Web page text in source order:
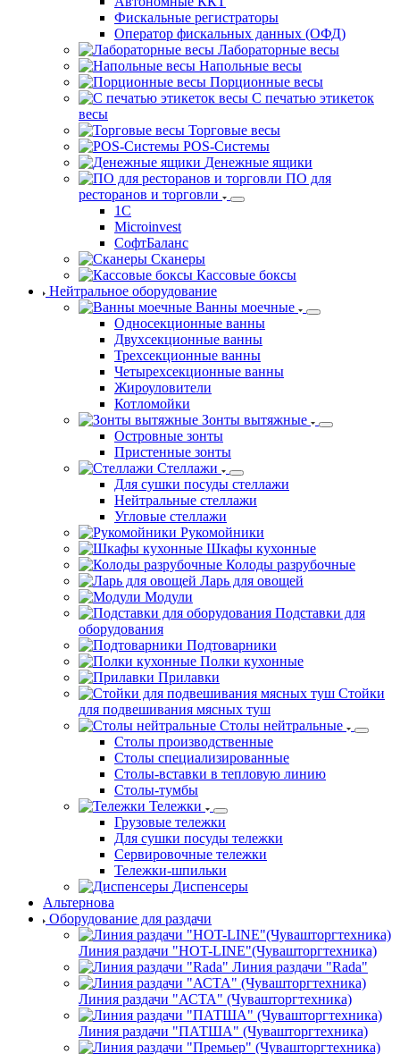
Фискальные регистраторы
Оператор фискальных данных (ОФД)
Лабораторные весы
Напольные весы
Порционные весы
С печатью этикеток
весы
Торговые весы
POS-Системы
Денежные ящики
ПО для
ресторанов и торговли
1С
Microinvest
СофтБаланс
Сканеры
Кассовые боксы
Нейтральное оборудование
Ванны моечные
Односекционные ванны
Двухсекционные ванны
Трехсекционные ванны
Четырехсекционные ванны
Жироуловители
Котломойки
Зонты вытяжные
Островные зонты
Пристенные зонты
Стеллажи
Для сушки посуды стеллажи
Нейтральные стеллажи
Угловые стеллажи
Рукомойники
Шкафы кухонные
Колоды разрубочные
Ларь для овощей
Модули
Подставки для
оборудования
Подтоварники
Полки кухонные
Прилавки
Стойки
для подвешивания мясных туш
Столы нейтральные
Столы производственные
Столы специализированные
Столы-вставки в тепловую линию
Столы-тумбы
Тележки
Грузовые тележки
Для сушки посуды тележки
Сервировочные тележки
Тележки-шпильки
Диспенсеры
Альтернова
Оборудование для раздачи
Линия раздачи "HOT-LINE"(Чувашторгтехника)
Линия раздачи "Rada"
Линия раздачи "АСТА" (Чувашторгтехника)
Линия раздачи "ПАТША" (Чувашторгтехника)